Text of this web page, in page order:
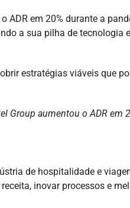
ADR em 20% durante a
a sua pilha de tecnologia
estratégias viáveis que
Group aumentou o ADR em
de hospitalidade e
inovar processos e